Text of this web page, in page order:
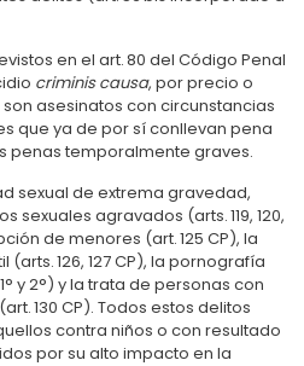
en el art. 80 del Código Penal
criminis causa, por precio o
asesinatos con circunstancias
que ya de por sí conllevan pena
penas temporalmente graves.
sexual de extrema gravedad,
sexuales agravados (arts. 119, 120,
de menores (art. 125 CP), la
126, 127 CP), la pornografía
y 2°) y la trata de personas con
130 CP). Todos estos delitos
contra niños o con resultado
por su alto impacto en la